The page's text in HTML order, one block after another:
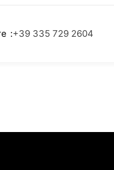
+39 335 729 2604